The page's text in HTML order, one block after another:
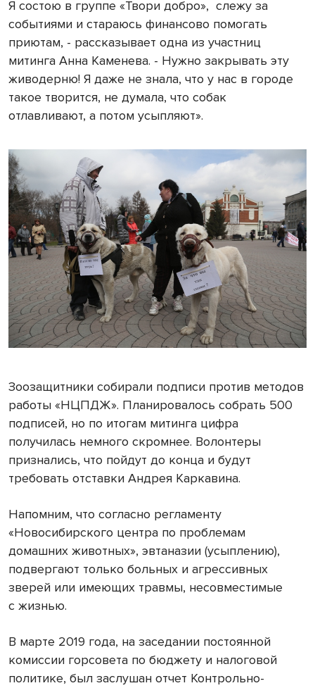
Я состою в группе «Твори добро», слежу за
событиями и стараюсь финансово помогать
приютам, - рассказывает одна из участниц
митинга Анна Каменева. - Нужно закрывать эту
живодерню! Я даже не знала, что у нас в городе
такое творится, не думала, что собак
отлавливают, а потом усыпляют».
Зоозащитники собирали подписи против методов
работы «НЦПДЖ». Планировалось собрать 500
подписей, но по итогам митинга цифра
получилась немного скромнее. Волонтеры
признались, что пойдут до конца и будут
требовать отставки Андрея Каркавина.
Напомним, что согласно регламенту
«Новосибирского центра по проблемам
домашних животных», эвтаназии (усыплению),
подвергают только больных и агрессивных
зверей или имеющих травмы, несовместимые
с жизнью.
В марте 2019 года, на заседании постоянной
комиссии горсовета по бюджету и налоговой
политике, был заслушан отчет Контрольно-